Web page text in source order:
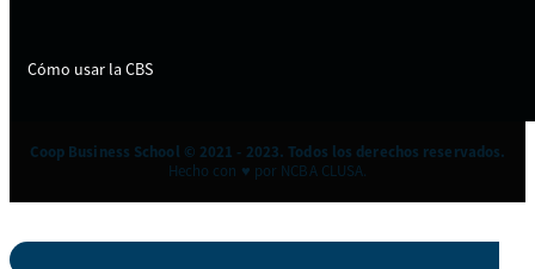
Cómo usar la CBS
Coop Business School © 2021 - 2023. Todos los derechos reservados.
Hecho con ♥ por NCBA CLUSA.